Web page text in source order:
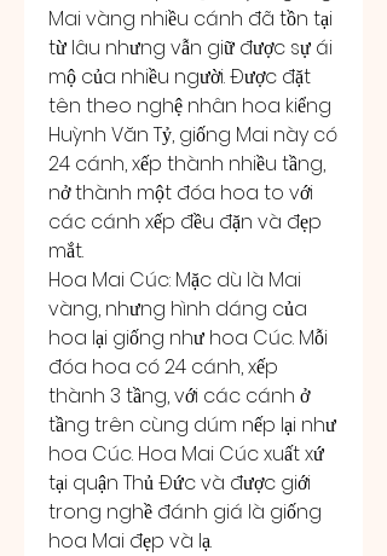
Mai vàng nhiều cánh đã tồn tại
từ lâu nhưng vẫn giữ được sự ái
mộ của nhiều người. Được đặt
tên theo nghệ nhân hoa kiểng
Huỳnh Văn Tỷ, giống Mai này có
24 cánh, xếp thành nhiều tầng,
nở thành một đóa hoa to với
các cánh xếp đều đặn và đẹp
mắt.
Hoa Mai Cúc: Mặc dù là Mai
vàng, nhưng hình dáng của
hoa lại giống như hoa Cúc. Mỗi
đóa hoa có 24 cánh, xếp
thành 3 tầng, với các cánh ở
tầng trên cùng dúm nếp lại như
hoa Cúc. Hoa Mai Cúc xuất xứ
tại quận Thủ Đức và được giới
trong nghề đánh giá là giống
hoa Mai đẹp và lạ.